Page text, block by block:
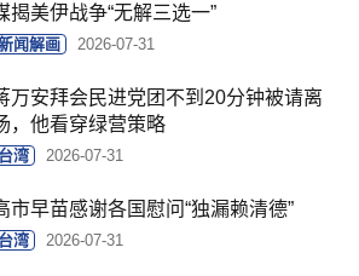
揭美伊战争“无解三选一”
闻解画 2026-07-31
万安拜会民进党团不到20分钟被请离
，他看穿绿营策略
台湾 2026-07-31
市早苗感谢各国慰问“独漏赖清德”
台湾 2026-07-31